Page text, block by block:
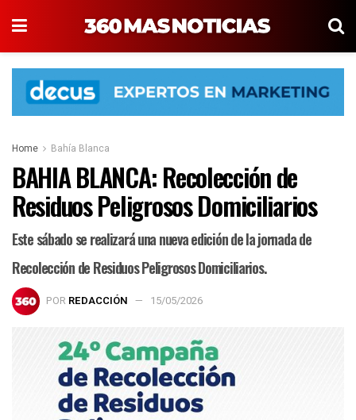
Home Bahía Blanca
BAHIA BLANCA: Recolección de
Residuos Peligrosos Domiciliarios
Este sábado se realizará una nueva edición de la jornada de
Recolección de Residuos Peligrosos Domiciliarios.
POR REDACCIÓN 15/05/2026